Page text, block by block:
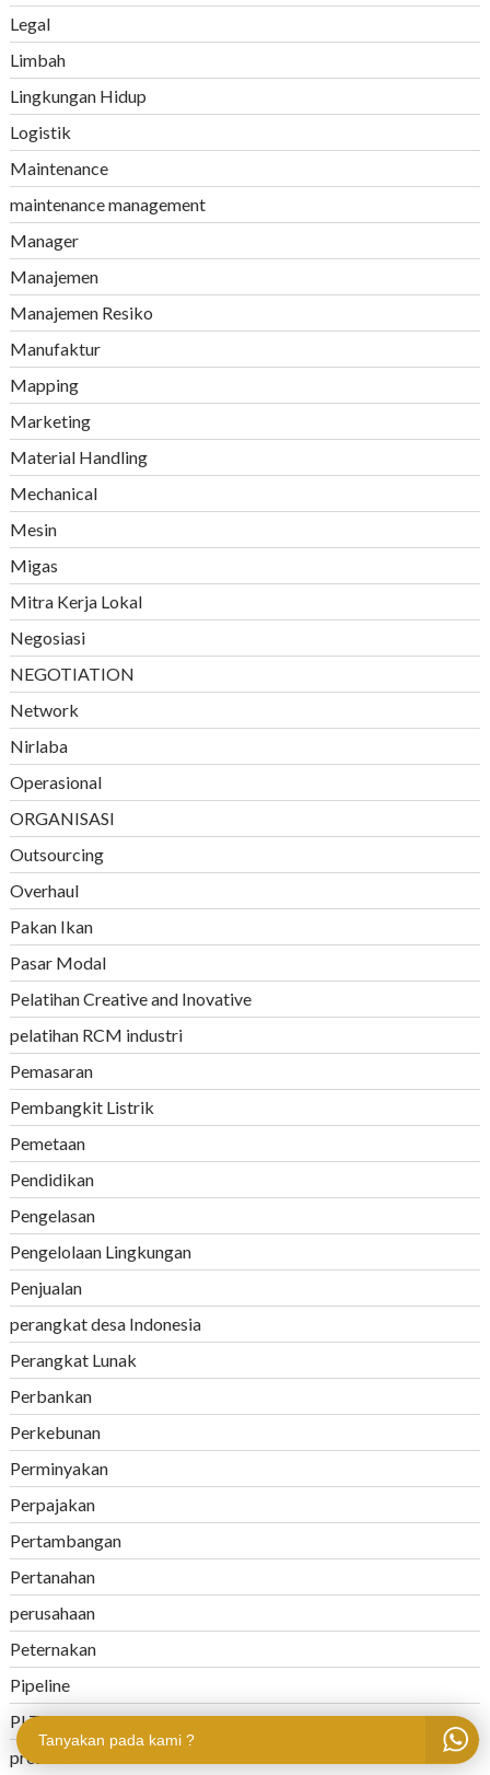
Legal
Limbah
Lingkungan Hidup
Logistik
Maintenance
maintenance management
Manager
Manajemen
Manajemen Resiko
Manufaktur
Mapping
Marketing
Material Handling
Mechanical
Mesin
Migas
Mitra Kerja Lokal
Negosiasi
NEGOTIATION
Network
Nirlaba
Operasional
ORGANISASI
Outsourcing
Overhaul
Pakan Ikan
Pasar Modal
Pelatihan Creative and Inovative
pelatihan RCM industri
Pemasaran
Pembangkit Listrik
Pemetaan
Pendidikan
Pengelasan
Pengelolaan Lingkungan
Penjualan
perangkat desa Indonesia
Perangkat Lunak
Perbankan
Perkebunan
Perminyakan
Perpajakan
Pertambangan
Pertanahan
perusahaan
Peternakan
Pipeline
PLTU
presentasi
Tanyakan pada kami ?